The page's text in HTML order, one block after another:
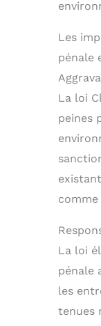
Les
pénale
La loi
peines
comme
La loi
pénale
les
tenues